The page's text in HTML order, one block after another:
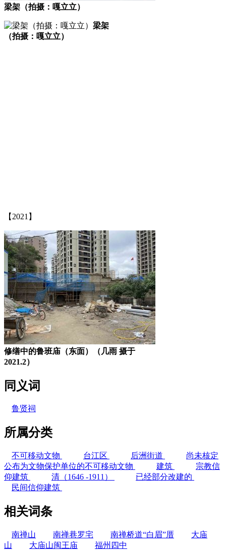
梁架（拍摄：嘎立立）
梁架
（拍摄：嘎立立）
【2021】
修缮中的鲁班庙（东面）（几雨 摄于
2021.2）
同义词
鲁贤祠
所属分类
不可移动文物 台江区 后洲街道
尚未核定
公布为文物保护单位的不可移动文物
建筑
宗教信
仰建筑
清（1646 -1911）
已经部分改建的
民间信仰建筑
相关词条
南禅山 南禅巷罗宅 南禅桥道“白眉”厝
大庙
山
大庙山闽王庙 福州四中